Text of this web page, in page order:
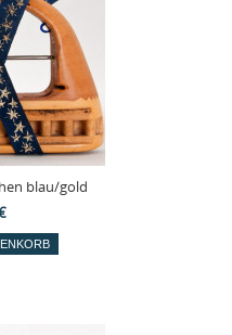
blau/gold